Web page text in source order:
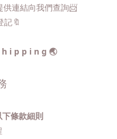
供連結向我們查詢📨​
記🔖
i p p i n g 🌏
條款細則